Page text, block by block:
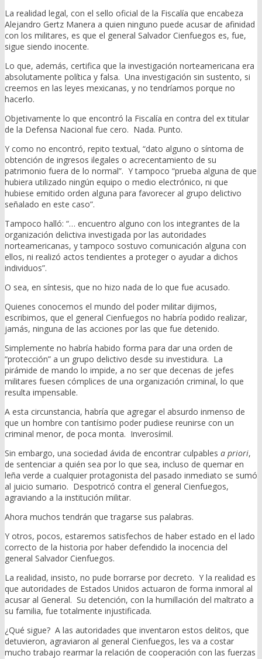
La realidad legal, con el sello oficial de la Fiscalía que encabeza
Alejandro Gertz Manera a quien ninguno puede acusar de afinidad
con los militares, es que el general Salvador Cienfuegos es, fue,
sigue siendo inocente.
Lo que, además, certifica que la investigación norteamericana era
absolutamente política y falsa. Una investigación sin sustento, si
creemos en las leyes mexicanas, y no tendríamos porque no
hacerlo.
Objetivamente lo que encontró la Fiscalía en contra del ex titular
de la Defensa Nacional fue cero. Nada. Punto.
Y como no encontró, repito textual, “dato alguno o síntoma de
obtención de ingresos ilegales o acrecentamiento de su
patrimonio fuera de lo normal”. Y tampoco “prueba alguna de que
hubiera utilizado ningún equipo o medio electrónico, ni que
hubiese emitido orden alguna para favorecer al grupo delictivo
señalado en este caso”.
Tampoco halló: “… encuentro alguno con los integrantes de la
organización delictiva investigada por las autoridades
norteamericanas, y tampoco sostuvo comunicación alguna con
ellos, ni realizó actos tendientes a proteger o ayudar a dichos
individuos”.
O sea, en síntesis, que no hizo nada de lo que fue acusado.
Quienes conocemos el mundo del poder militar dijimos,
escribimos, que el general Cienfuegos no habría podido realizar,
jamás, ninguna de las acciones por las que fue detenido.
Simplemente no habría habido forma para dar una orden de
“protección” a un grupo delictivo desde su investidura. La
pirámide de mando lo impide, a no ser que decenas de jefes
militares fuesen cómplices de una organización criminal, lo que
resulta impensable.
A esta circunstancia, habría que agregar el absurdo inmenso de
que un hombre con tantísimo poder pudiese reunirse con un
criminal menor, de poca monta. Inverosímil.
Sin embargo, una sociedad ávida de encontrar culpables a priori,
de sentenciar a quién sea por lo que sea, incluso de quemar en
leña verde a cualquier protagonista del pasado inmediato se sumó
al juicio sumario. Despotricó contra el general Cienfuegos,
agraviando a la institución militar.
Ahora muchos tendrán que tragarse sus palabras.
Y otros, pocos, estaremos satisfechos de haber estado en el lado
correcto de la historia por haber defendido la inocencia del
general Salvador Cienfuegos.
La realidad, insisto, no pude borrarse por decreto. Y la realidad es
que autoridades de Estados Unidos actuaron de forma inmoral al
acusar al General. Su detención, con la humillación del maltrato a
su familia, fue totalmente injustificada.
¿Qué sigue? A las autoridades que inventaron estos delitos, que
detuvieron, agraviaron al general Cienfuegos, les va a costar
mucho trabajo rearmar la relación de cooperación con las fuerzas